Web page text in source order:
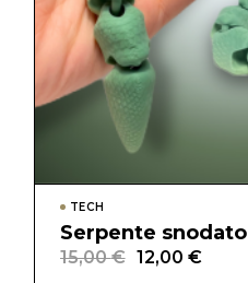
TECH
Serpente snodato
15,00€
Il
12,00 €
Il